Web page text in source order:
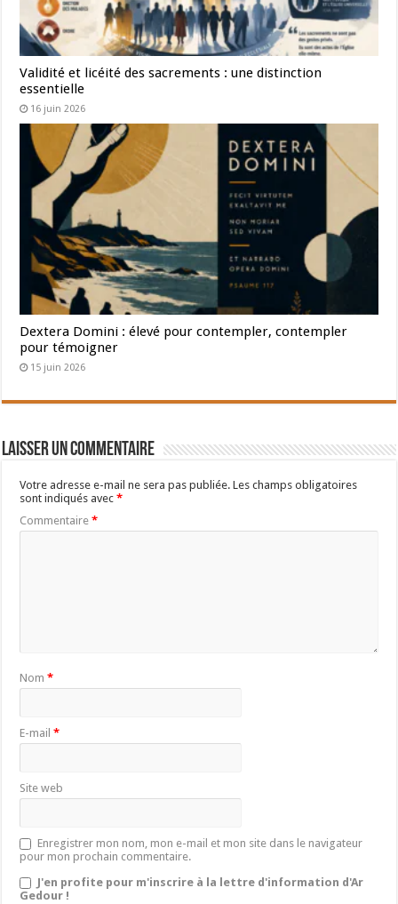
Validité et licéité des sacrements : une distinction
essentielle
16 juin 2026
Dextera Domini : élevé pour contempler, contempler
pour témoigner
15 juin 2026
Laisser un commentaire
Votre adresse e-mail ne sera pas publiée. Les champs obligatoires
sont indiqués avec*
Commentaire*
Nom*
E-mail*
Site web
Enregistrer mon nom, mon e-mail et mon site dans le navigateur
pour mon prochain commentaire.
J'en profite pour m'inscrire à la lettre d'information d'Ar
Gedour !